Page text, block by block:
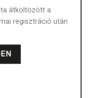
átköltözött a
regisztráció után